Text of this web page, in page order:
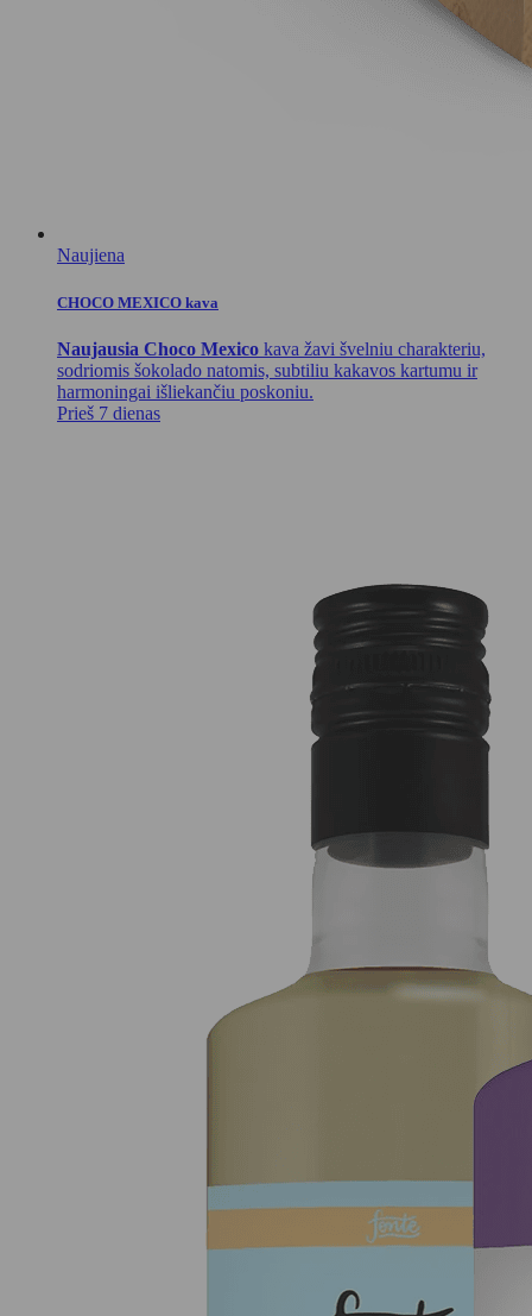
Naujiena
CHOCO MEXICO kava
Naujausia Choco Mexico kava žavi švelniu charakteriu,
sodriomis šokolado natomis, subtiliu kakavos kartumu ir
harmoningai išliekančiu poskoniu.
Prieš 7 dienas